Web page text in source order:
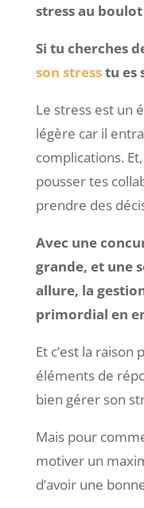
stress au boulot
Si tu cherches
son stresstu es
Le stress est un
légère car il
complications.
pousser tes
prendre des
Avec une
grande, et une
allure, la
primordial en
Et c’est la
éléments de
bien gérer son
Mais pour
motiver un
d’avoir une